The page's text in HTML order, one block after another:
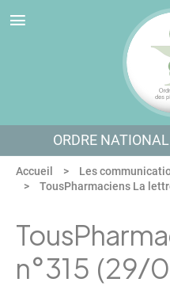
Aller au menu
Aller au contenu
Aller en bas de page
ORDRE
Accueil Les
TousPharmaciens La
n°315 (29/
Panneau de gestion des